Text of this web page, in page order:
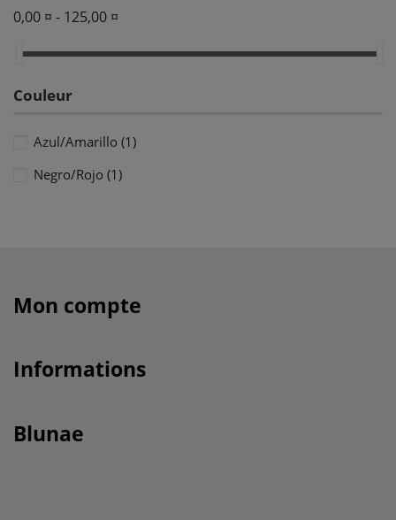
0,00 ¤ - 125,00 ¤
Couleur
Azul/Amarillo (1)
Negro/Rojo (1)
Mon compte
Informations
Blunae